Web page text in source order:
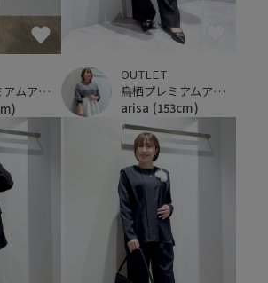
鳥栖プレミアムアウトレット
OUTLET
鳥栖プレミアムアウトレット
arisa (153cm)